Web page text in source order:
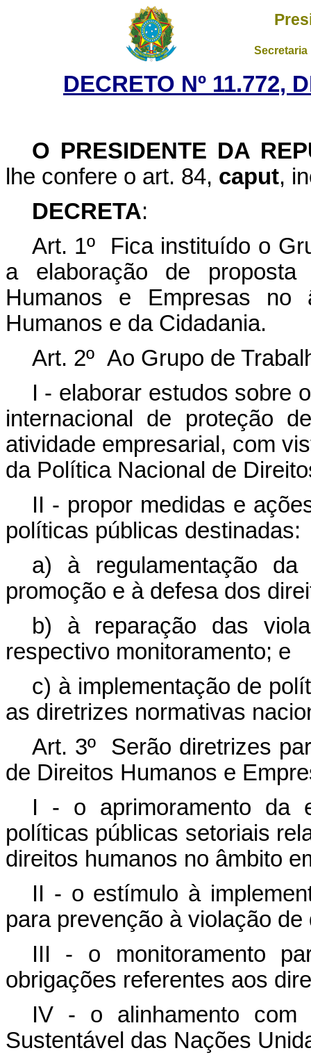
DECRETO Nº 11.772,
O PRESIDENTE DA
lhe confere o art. 84, caput,
DECRETA:
Art. 1º Fica instituído o
a elaboração de
Humanos e Empresas no
Humanos e da Cidadania.
Art. 2º Ao Grupo de
I - elaborar estudos sobre
internacional de proteção
atividade empresarial, com
da Política Nacional de
II - propor medidas e
políticas públicas destinadas:
a) à regulamentação
promoção e à defesa dos
b) à reparação das
respectivo monitoramento; e
c) à implementação de
as diretrizes normativas
Art. 3º Serão diretrizes
de Direitos Humanos e
I - o aprimoramento da
políticas públicas setoriais
direitos humanos no âmbito
II - o estímulo à
para prevenção à violação
III - o monitoramento
obrigações referentes aos
IV - o alinhamento com
Sustentável das Nações